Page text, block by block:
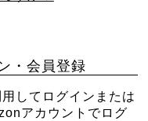
・会員登録
してログインまたは
アカウントでログ